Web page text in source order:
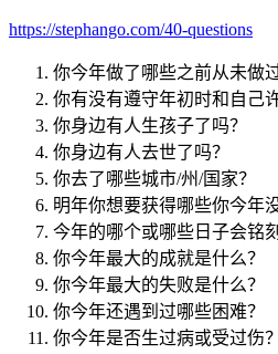
https://stephango.com/40-questions
你今年做了哪些之前从未做
你有没有遵守年初时和自己
你身边有人生孩子了吗？
你身边有人去世了吗？
你去了哪些城市/州/国家？
明年你想要获得哪些你今年
今年的哪个或哪些日子会铭
你今年最大的成就是什么？
你今年最大的失败是什么？
你今年还遇到过哪些困难？
你今年是否生过病或受过伤？